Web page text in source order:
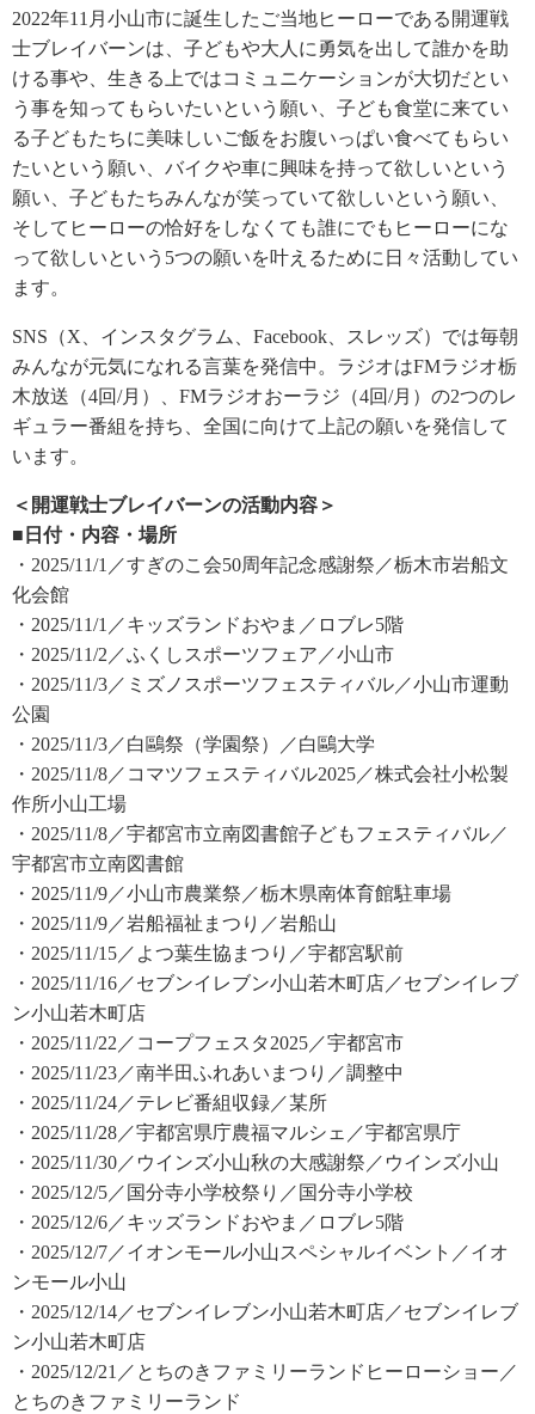
2022年11月小山市に誕生したご当地ヒーローである開運戦
士ブレイバーンは、子どもや大人に勇気を出して誰かを助
ける事や、生きる上ではコミュニケーションが大切だとい
う事を知ってもらいたいという願い、子ども食堂に来てい
る子どもたちに美味しいご飯をお腹いっぱい食べてもらい
たいという願い、バイクや車に興味を持って欲しいという
願い、子どもたちみんなが笑っていて欲しいという願い、
そしてヒーローの恰好をしなくても誰にでもヒーローにな
って欲しいという5つの願いを叶えるために日々活動してい
ます。
SNS（X、インスタグラム、Facebook、スレッズ）では毎朝
みんなが元気になれる言葉を発信中。ラジオはFMラジオ栃
木放送（4回/月）、FMラジオおーラジ（4回/月）の2つのレ
ギュラー番組を持ち、全国に向けて上記の願いを発信して
います。
＜開運戦士ブレイバーンの活動内容＞
■日付・内容・場所
・2025/11/1／すぎのこ会50周年記念感謝祭／栃木市岩船文
化会館
・2025/11/1／キッズランドおやま／ロブレ5階
・2025/11/2／ふくしスポーツフェア／小山市
・2025/11/3／ミズノスポーツフェスティバル／小山市運動
公園
・2025/11/3／白鷗祭（学園祭）／白鷗大学
・2025/11/8／コマツフェスティバル2025／株式会社小松製
作所小山工場
・2025/11/8／宇都宮市立南図書館子どもフェスティバル／
宇都宮市立南図書館
・2025/11/9／小山市農業祭／栃木県南体育館駐車場
・2025/11/9／岩船福祉まつり／岩船山
・2025/11/15／よつ葉生協まつり／宇都宮駅前
・2025/11/16／セブンイレブン小山若木町店／セブンイレブ
ン小山若木町店
・2025/11/22／コープフェスタ2025／宇都宮市
・2025/11/23／南半田ふれあいまつり／調整中
・2025/11/24／テレビ番組収録／某所
・2025/11/28／宇都宮県庁農福マルシェ／宇都宮県庁
・2025/11/30／ウインズ小山秋の大感謝祭／ウインズ小山
・2025/12/5／国分寺小学校祭り／国分寺小学校
・2025/12/6／キッズランドおやま／ロブレ5階
・2025/12/7／イオンモール小山スペシャルイベント／イオ
ンモール小山
・2025/12/14／セブンイレブン小山若木町店／セブンイレブ
ン小山若木町店
・2025/12/21／とちのきファミリーランドヒーローショー／
とちのきファミリーランド